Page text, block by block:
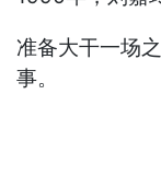
准备大干一场
事。